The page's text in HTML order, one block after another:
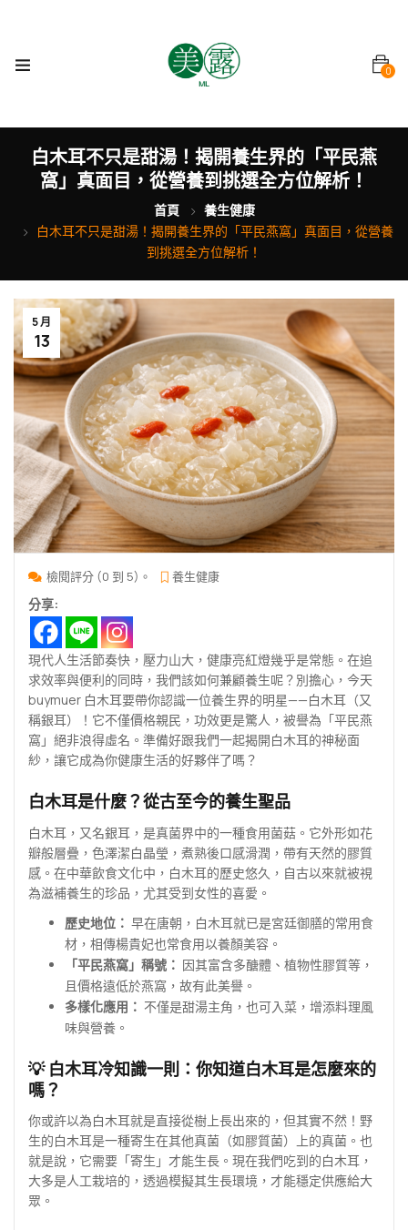
0
白木耳不只是甜湯！揭開養生界的「平民燕
窩」真面目，從營養到挑選全方位解析！
首頁
養生健康
白木耳不只是甜湯！揭開養生界的「平民燕窩」真面目，從營養
到挑選全方位解析！
5 月
13
檢閱評分 (0 到 5)。 養生健康
分享:
現代人生活節奏快，壓力山大，健康亮紅燈幾乎是常態。在追
求效率與便利的同時，我們該如何兼顧養生呢？別擔心，今天
buymuer 白木耳要帶你認識一位養生界的明星——白木耳（又
稱銀耳）！它不僅價格親民，功效更是驚人，被譽為「平民燕
窩」絕非浪得虛名。準備好跟我們一起揭開白木耳的神秘面
紗，讓它成為你健康生活的好夥伴了嗎？
白木耳是什麼？從古至今的養生聖品
白木耳，又名銀耳，是真菌界中的一種食用菌菇。它外形如花
瓣般層疊，色澤潔白晶瑩，煮熟後口感滑潤，帶有天然的膠質
感。在中華飲食文化中，白木耳的歷史悠久，自古以來就被視
為滋補養生的珍品，尤其受到女性的喜愛。
歷史地位： 早在唐朝，白木耳就已是宮廷御膳的常用食
材，相傳楊貴妃也常食用以養顏美容。
「平民燕窩」稱號： 因其富含多醣體、植物性膠質等，
且價格遠低於燕窩，故有此美譽。
多樣化應用： 不僅是甜湯主角，也可入菜，增添料理風
味與營養。
💡 白木耳冷知識一則：你知道白木耳是怎麼來的
嗎？
你或許以為白木耳就是直接從樹上長出來的，但其實不然！野
生的白木耳是一種寄生在其他真菌（如膠質菌）上的真菌。也
就是說，它需要「寄生」才能生長。現在我們吃到的白木耳，
大多是人工栽培的，透過模擬其生長環境，才能穩定供應給大
眾。